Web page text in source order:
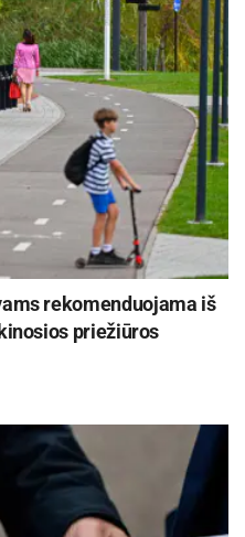
rekomenduojama iš
priežiūros